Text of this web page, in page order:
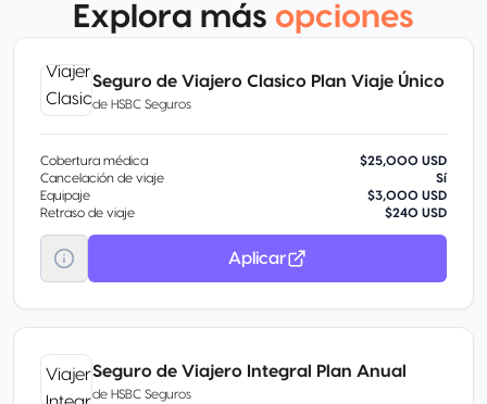
Explora más opciones
Seguro de Viajero Clasico Plan Viaje Único
de HSBC Seguros
Cobertura médica
$25,000 USD
Cancelación de viaje
Sí
Equipaje
$3,000 USD
Retraso de viaje
$240 USD
Aplicar
Seguro de Viajero Integral Plan Anual
de HSBC Seguros